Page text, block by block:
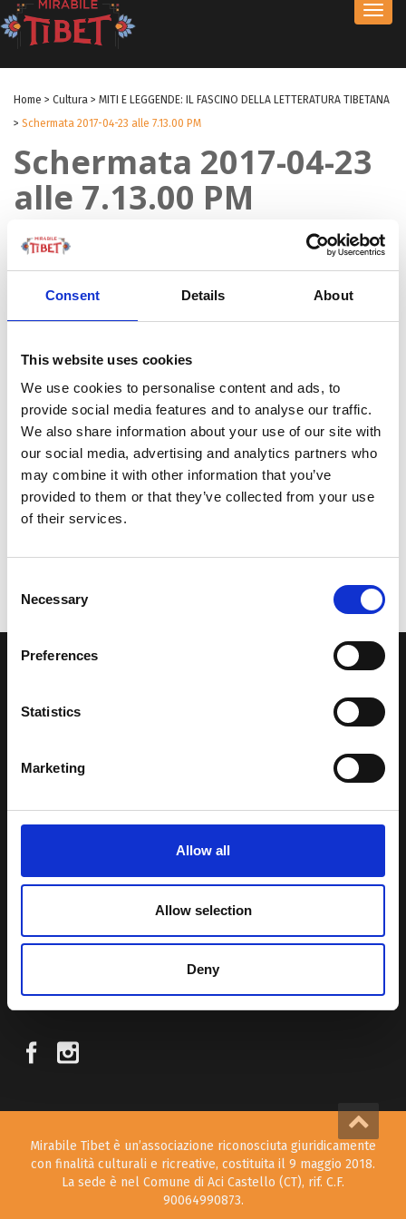
Consent Details About
This website uses cookies
We use cookies to personalise content and ads, to
provide social media features and to analyse our traffic.
We also share information about your use of our site with
our social media, advertising and analytics partners who
may combine it with other information that you’ve
provided to them or that they’ve collected from your use
of their services.
Selection
Necessary
Preferences
Statistics
Marketing
Allow all
Allow selection
Deny
Home > Cultura > MITI E LEGGENDE: IL FASCINO DELLA LETTERATURA TIBETANA
> Schermata 2017-04-23 alle 7.13.00 PM
Schermata 2017-04-23
alle 7.13.00 PM
avuto modo di viaggiare e conoscere questa meravigliosa regione.
Una regione affascinante, densa di spiritualità che con i suoi
Attraverso i nostri contributi cercheremo agevolare la conoscenza
della cultura, della storia e della religione del paese e rendere più
– visitare il “Tetto del Mondo”.
Mirabile Tibet è un’associazione riconosciuta giuridicamente
con finalità culturali e ricreative, costituita il 9 maggio 2018.
La sede è nel Comune di Aci Castello (CT), rif. C.F.
90064990873.